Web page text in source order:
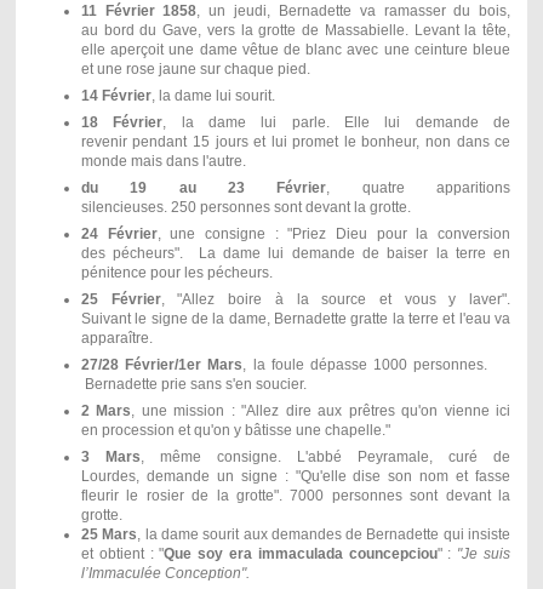
11 Février 1858, un jeudi, Bernadette va ramasser du bois,
au bord du Gave, vers la grotte de Massabielle. Levant la tête,
elle aperçoit une dame vêtue de blanc avec une ceinture bleue
et une rose jaune sur chaque pied.
14 Février, la dame lui sourit.
18 Février, la dame lui parle. Elle lui demande de
revenir pendant 15 jours et lui promet le bonheur, non dans ce
monde mais dans l'autre.
du 19 au 23 Février, quatre apparitions
silencieuses. 250 personnes sont devant la grotte.
24 Février, une consigne : "Priez Dieu pour la conversion
des pécheurs". La dame lui demande de baiser la terre en
pénitence pour les pécheurs.
25 Février, "Allez boire à la source et vous y laver".
Suivant le signe de la dame, Bernadette gratte la terre et l'eau va
apparaître.
27/28 Février/1er Mars, la foule dépasse 1000 personnes.
Bernadette prie sans s'en soucier.
2 Mars, une mission : "Allez dire aux prêtres qu'on vienne ici
en procession et qu'on y bâtisse une chapelle."
3 Mars, même consigne. L'abbé Peyramale, curé de
Lourdes, demande un signe : "Qu'elle dise son nom et fasse
fleurir le rosier de la grotte". 7000 personnes sont devant la
grotte.
25 Mars, la dame sourit aux demandes de Bernadette qui insiste
et obtient : "Que soy era immaculada councepciou" : "Je suis
l’Immaculée Conception" .